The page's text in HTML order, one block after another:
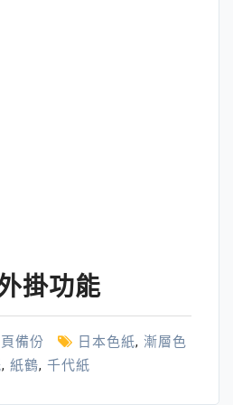
掛功能
備份 日本色紙, 漸層色
, 紙鶴, 千代紙